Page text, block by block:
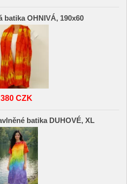
batika OHNIVÁ, 190x60
380 CZK
batika DUHOVÉ, XL